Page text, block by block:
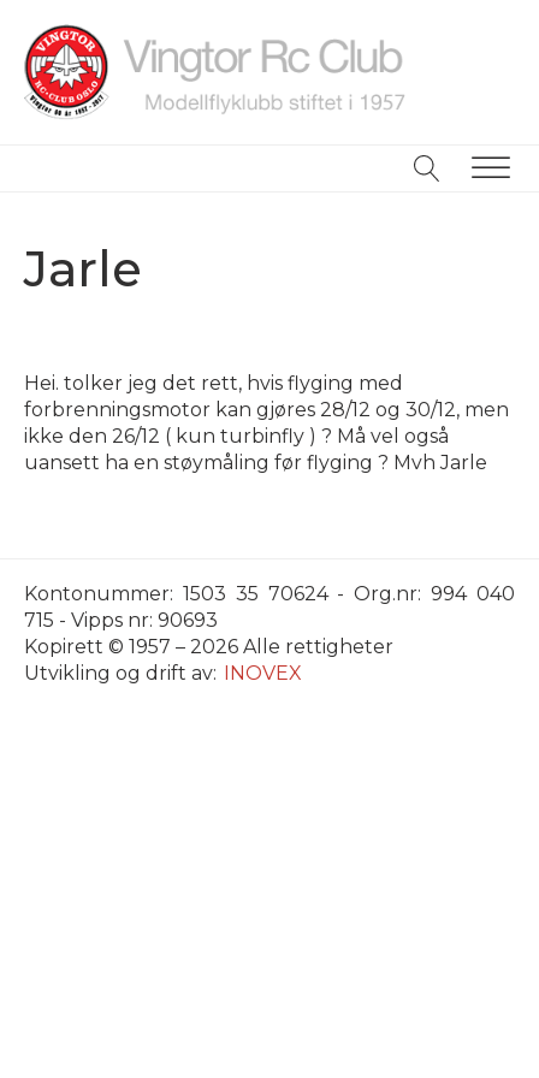
Jarle
Hei. tolker jeg det rett, hvis flyging med
forbrenningsmotor kan gjøres 28/12 og 30/12, men
ikke den 26/12 ( kun turbinfly ) ? Må vel også
uansett ha en støymåling før flyging ? Mvh Jarle
Kopirett © 1957 – 2026 Alle rettigheter
Utvikling og drift av: INOVEX
Kontonummer: 1503 35 70624 - Org.nr: 994 040
715 - Vipps nr: 90693